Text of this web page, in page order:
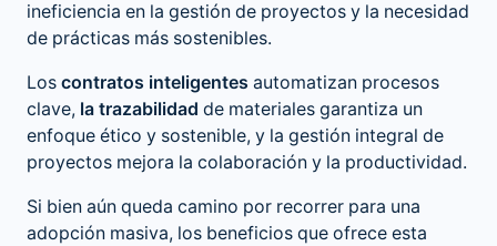
ineficiencia en la gestión de proyectos y la necesidad
de prácticas más sostenibles.
Los contratos inteligentes automatizan procesos
clave, la trazabilidad de materiales garantiza un
enfoque ético y sostenible, y la gestión integral de
proyectos mejora la colaboración y la productividad.
Si bien aún queda camino por recorrer para una
adopción masiva, los beneficios que ofrece esta